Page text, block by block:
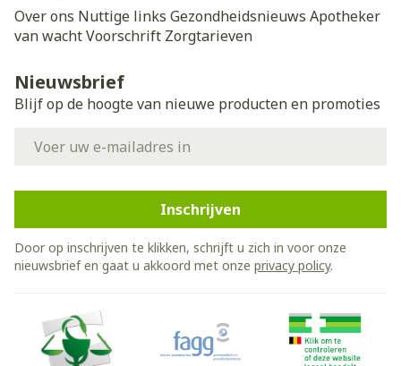
Over ons Nuttige links Gezondheidsnieuws Apotheker
van wachtVoorschrift Zorgtarieven
Nieuwsbrief
Blijf op de hoogte van nieuwe producten en promoties
Inschrijven
Door op inschrijven te klikken, schrijft u zich in voor onze
nieuwsbrief en gaat u akkoord met onze privacy policy.